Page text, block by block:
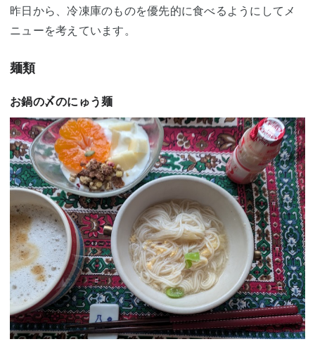
昨日から、冷凍庫のものを優先的に食べるようにしてメ
ニューを考えています。
麺類
お鍋の〆のにゅう麺